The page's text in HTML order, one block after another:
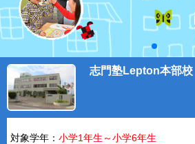
志門塾Lepton本部校
対象学年： 小学1年生～小学6年生